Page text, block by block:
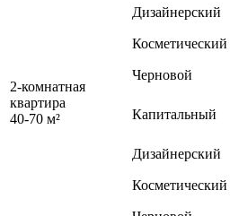
Дизайнерский
2-комнатная
квартира
40-70 м²
Косметический
Черновой
Капитальный
Дизайнерский
Косметический